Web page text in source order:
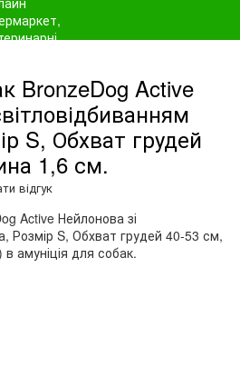
BronzeDog Active
S, Обхват грудей
1,6 см.
відгук